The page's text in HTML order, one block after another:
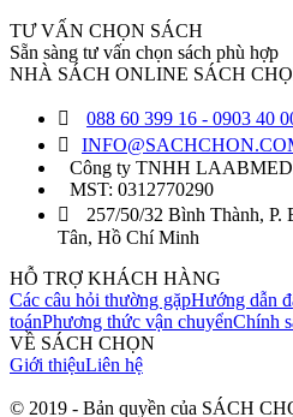
TƯ VẤN CHỌN SÁCH
Sẵn sàng tư vấn chọn sách phù hợp
NHÀ SÁCH ONLINE SÁCH
088 60 399 16 - 0903 40
Công ty TNHH
MST: 0312770290
257/50/32 Bình Thành,
Tân, Hồ Chí Minh
HỖ TRỢ KHÁCH HÀNG
Các câu hỏi thường gặpHướng dẫn
toánPhương thức vận chuyểnChính
VỀ SÁCH CHỌN
Giới thiệuLiên hệ
© 2019 - Bản quyền của SÁCH